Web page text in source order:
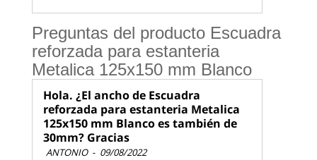
Preguntas del producto Escuadra
reforzada para estanteria
Metalica 125x150 mm Blanco
Hola. ¿El ancho de Escuadra
reforzada para estanteria Metalica
125x150 mm Blanco es también de
30mm? Gracias
ANTONIO - 09/08/2022